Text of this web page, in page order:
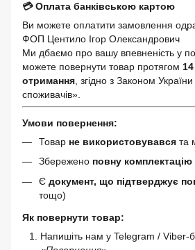
💳 Оплата банківською картою
Ви можете оплатити замовлення
ФОП Центило Ігор Олександрович
Ми дбаємо про вашу впевненість у
можете повернути товар протягом
отримання , згідно з Законом
споживачів».
Умови повернення:
Товар не використовувався та
Збережено повну комплектацію
Є документ, що підтверджує
тощо)
Як повернути товар:
Напишіть нам у Telegram / Viber-